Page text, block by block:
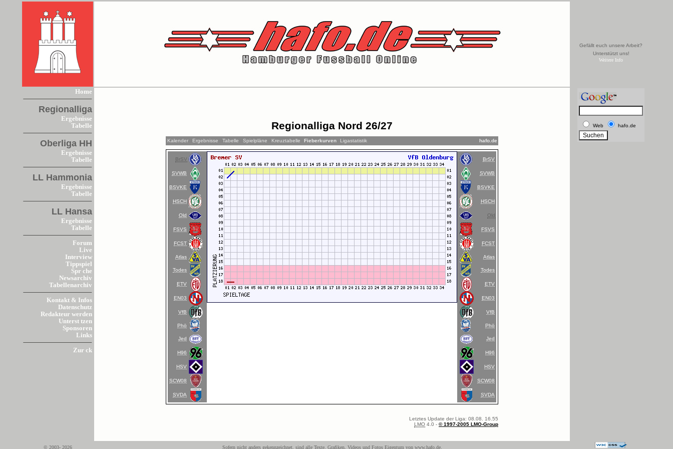
Gefällt euch unsere Arbeit?
Unterstützt uns!
Weitere Info
Home
Regionalliga
Ergebnisse
Tabelle
Oberliga HH
Ergebnisse
Tabelle
LL Hammonia
Ergebnisse
Tabelle
LL Hansa
Ergebnisse
Tabelle
Forum
Live
Interview
Tippspiel
Spr che
Newsarchiv
Tabellenarchiv
Kontakt & Infos
Datenschutz
Redakteur werden
Unterst tzen
Sponsoren
Links
Zur ck
Regionalliga Nord 26/27
Kalender Ergebnisse Tabelle Spielpläne Kreuztabelle Fieberkurven Ligastatistik hafo.de
BrSV
SVWB
BSVKE
HSCH
Old
FSVS
FCST
Atlas
Todes
ETV
EN03
VfB
Phö
Jed
H96
HSV
SCW08
SVDA
BrSV
SVWB
BSVKE
HSCH
Old
FSVS
FCST
Atlas
Todes
ETV
EN03
VfB
Phö
Jed
H96
HSV
SCW08
SVDA
Letztes Update der Liga: 08.08. 16.55
LMO 4.0 - © 1997-2005 LMO-Group
Web hafo.de
© 2003- 2026 Sofern nicht anders gekennzeichnet, sind alle Texte, Grafiken, Videos und Fotos Eigentum von www.hafo.de.